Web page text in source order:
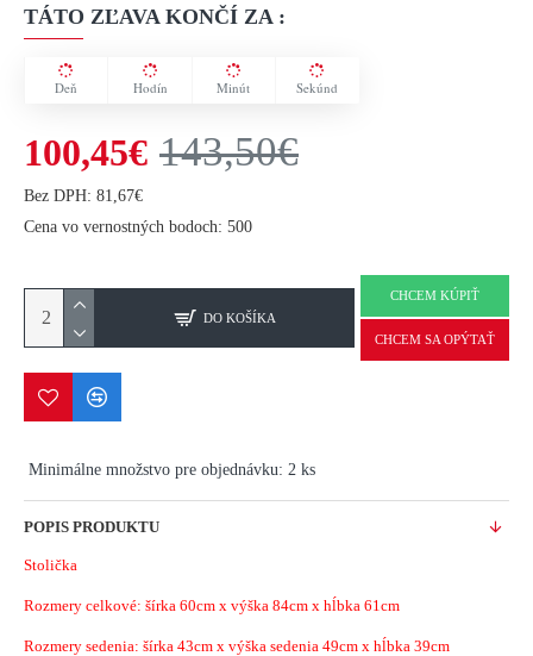
TÁTO ZĽAVA KONČÍ ZA :
Deň Hodín Minút Sekúnd
100,45€ 143,50€
Bez DPH: 81,67€
Cena vo vernostných bodoch: 500
DO KOŠÍKA
CHCEM KÚPIŤ
CHCEM SA OPÝTAŤ
Minimálne množstvo pre objednávku: 2 ks
POPIS PRODUKTU
Stolička
Rozmery celkové: šírka 60cm x výška 84cm x hĺbka 61cm
Rozmery sedenia: šírka 43cm x výška sedenia 49cm x hĺbka 39cm